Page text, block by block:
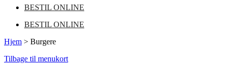
BESTIL ONLINE
BESTIL ONLINE
Hjem > Burgere
Tilbage til menukort